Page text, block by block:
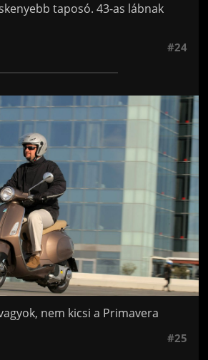
taposó. 43-as lábnak
#24
Jön még kép!
nem kicsi a Primavera
#25